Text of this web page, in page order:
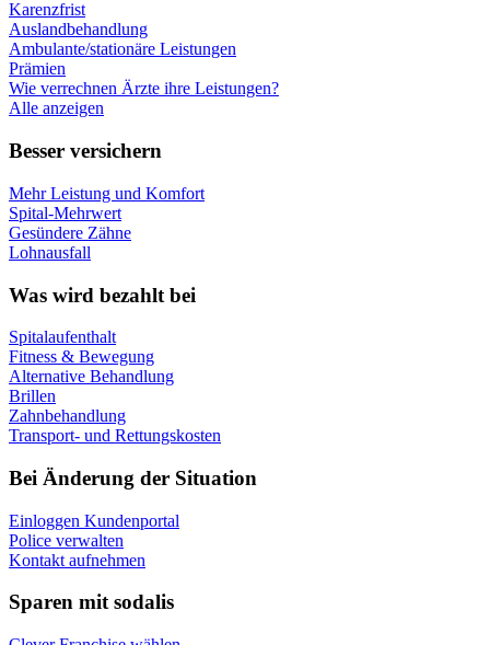
Karenzfrist
Auslandbehandlung
Ambulante/stationäre Leistungen
Prämien
Wie verrechnen Ärzte ihre Leistungen?
Alle anzeigen
Besser versichern
Mehr Leistung und Komfort
Spital-Mehrwert
Gesündere Zähne
Lohnausfall
Was wird bezahlt bei
Spitalaufenthalt
Fitness & Bewegung
Alternative Behandlung
Brillen
Zahnbehandlung
Transport- und Rettungskosten
Bei Änderung der Situation
Einloggen Kundenportal
Police verwalten
Kontakt aufnehmen
Sparen mit sodalis